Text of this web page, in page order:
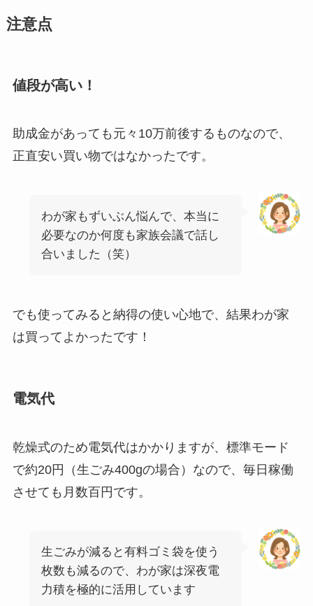
注意点
値段が高い！
助成金があっても元々10万前後するものなので、
正直安い買い物ではなかったです。
わが家もずいぶん悩んで、本当に
必要なのか何度も家族会議で話し
合いました（笑）
でも使ってみると納得の使い心地で、結果わが家
は買ってよかったです！
電気代
乾燥式のため電気代はかかりますが、 標準モード
で約20円（生ごみ400gの場合） なので、毎日稼働
させても月数百円です。
生ごみが減ると有料ゴミ袋を使う
枚数も減るので、わが家は深夜電
力積を極的に活用しています